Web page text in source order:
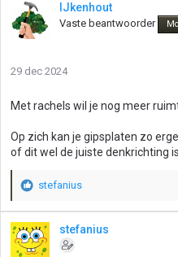
d
e
n
e
:
IJkenhout
Vaste beantwoorder
29 dec 2024
Met rachels wil je nog meer
Op zich kan je gipsplaten zo
of dit wel de juiste denkrichting is.
W
a
r
d
stefanius
stefanius